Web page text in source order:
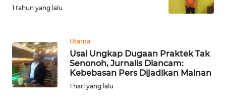
1 tahun yang lalu
Utama
Usai Ungkap Dugaan Praktek Tak
Senonoh, Jurnalis Diancam:
Kebebasan Pers Dijadikan Mainan
1 hari yang lalu
WN
WN
SUMBAR
WN